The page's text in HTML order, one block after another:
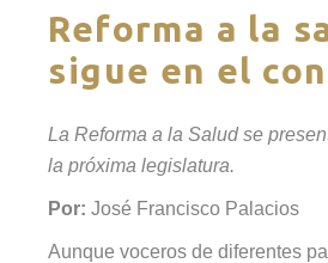
Reforma a la
sigue en el
La Reforma a la Salud se
la próxima legislatura.
Por: José Francisco Palacios
Aunque voceros de diferentes